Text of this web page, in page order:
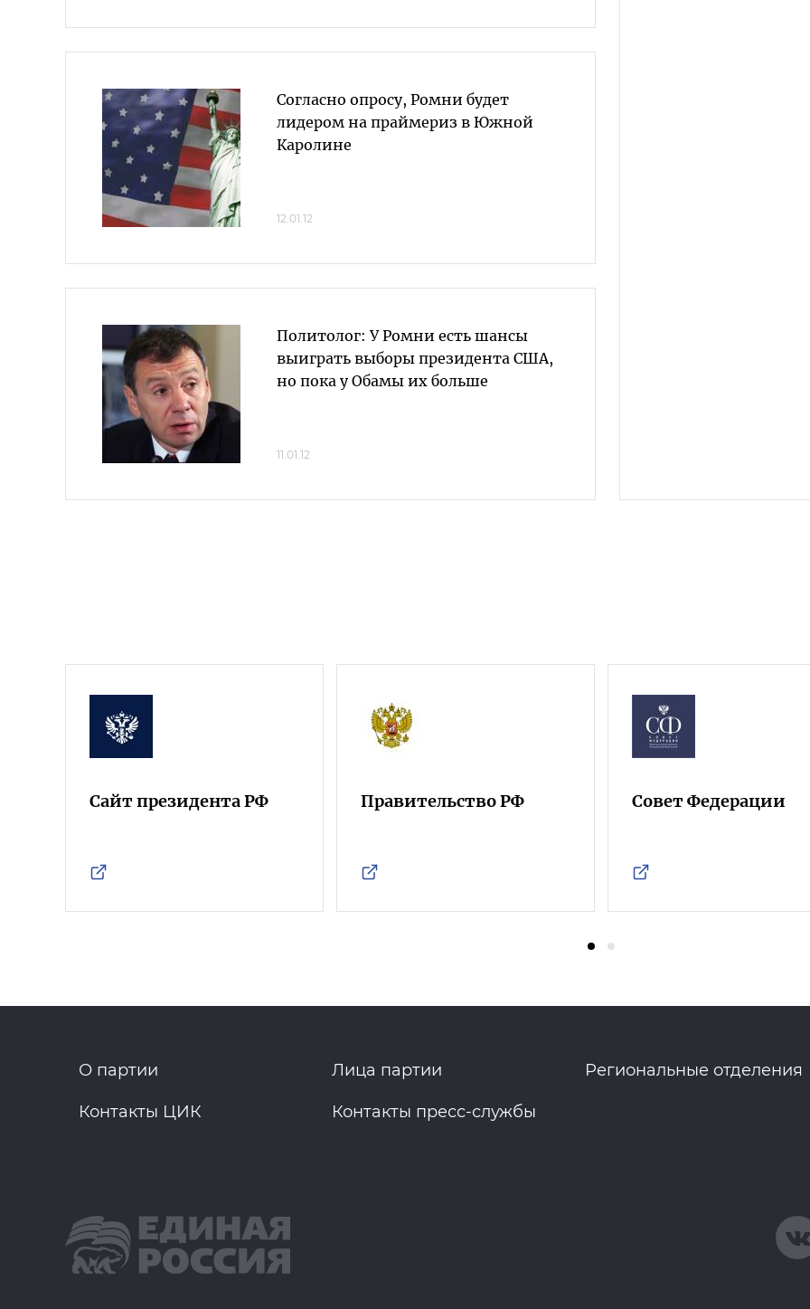
Согласно опросу, Ромни будет
лидером на праймериз в Южной
Каролине
12.01.12
Политолог: У Ромни есть шансы
выиграть выборы президента США,
но пока у Обамы их больше
11.01.12
Сайт президента РФ Правительство РФ Совет Федерации
О партии Лица партии Региональные отделения
Контакты ЦИК Контакты пресс-службы